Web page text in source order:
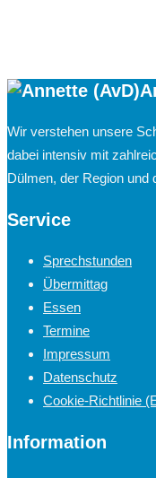
Wir verstehen unsere
dabei intensiv mit
Dülmen, der Region und
Service
Sprechstunden
Übermittag
Essen
Termine
Impressum
Datenschutz
Cookie-Richtlinie
Information